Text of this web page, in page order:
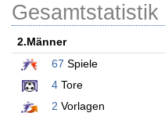
Gesamtstatistik
2.Männer
67 Spiele
4 Tore
2 Vorlagen